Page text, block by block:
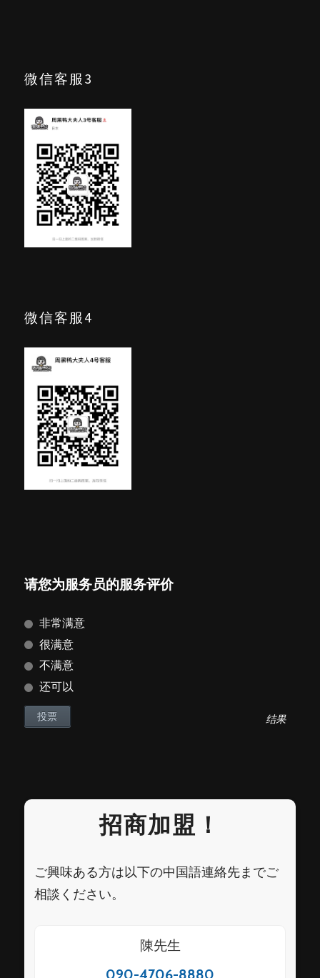
微信客服3
微信客服4
请您为服务员的服务评价
非常满意
很满意
不满意
还可以
结果
招商加盟！
ご興味ある方は以下の中国語連絡先までご
相談ください。
陳先生
090-4706-8880